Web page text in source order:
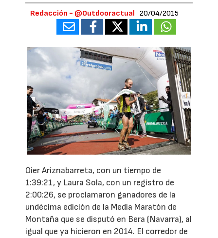
Redacción - @Outdooractual 20/04/2015
Oier Ariznabarreta, con un tiempo de
1:39:21, y Laura Sola, con un registro de
2:00:26, se proclamaron ganadores de la
undécima edición de la Media Maratón de
Montaña que se disputó en Bera (Navarra), al
igual que ya hicieron en 2014. El corredor de